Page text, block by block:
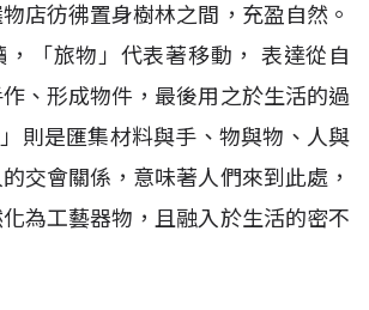
店彷彿置身樹林之間，充盈自然。
「旅物」代表著移動， 表達從自
、形成物件，最後用之於生活的過
則是匯集材料與手、物與物、人與
交會關係，意味著人們來到此處，
為工藝器物，且融入於生活的密不